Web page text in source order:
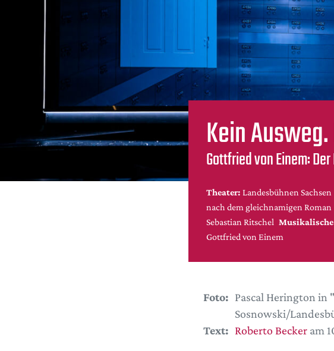
Kein
Gottfried von Einem:
Theater: Landesbühnen Sachsen
nach dem gleichnamigen Roman
Sebastian Ritschel
Gottfried von Einem
Foto: Pascal Herington in
Sosnowski/
Text: Roberto Beckeram